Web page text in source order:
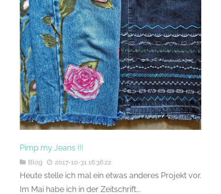
Pimp my Jeans !!!
Blog 2017-10-31 16:36:22
Heute stelle ich mal ein etwas anderes Projekt vor.
Im Mai habe ich in der Zeitschrift...